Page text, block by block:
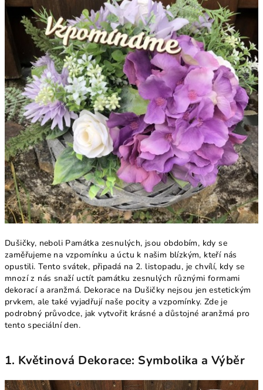
Dušičky, neboli Památka zesnulých, jsou obdobím, kdy se
zaměřujeme na vzpomínku a úctu k našim blízkým, kteří nás
opustili. Tento svátek, připadá na 2. listopadu, je chvílí, kdy se
mnozí z nás snaží uctít památku zesnulých různými formami
dekorací a aranžmá. Dekorace na Dušičky nejsou jen estetickým
prvkem, ale také vyjadřují naše pocity a vzpomínky. Zde je
podrobný průvodce, jak vytvořit krásné a důstojné aranžmá pro
tento speciální den.
1. Květinová Dekorace: Symbolika a Výběr